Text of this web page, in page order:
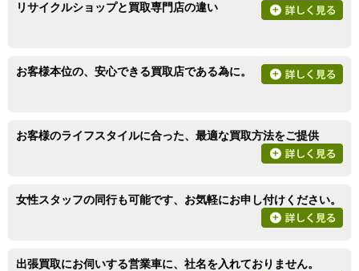
リサイクルショップと買取専門店の違い
お客様本位の、安心できる買取店である為に。
お客様のライフスタイルに合った、最適な買取方法をご提供
女性スタッフの同行も可能です、お気軽にお申し付けください。
出張買取にお伺いする営業車に、社名を入れておりません。